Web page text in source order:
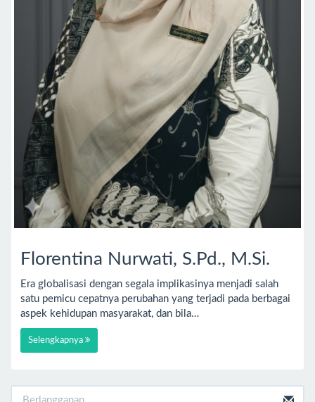
Florentina Nurwati, S.Pd., M.Si.
Era globalisasi dengan segala implikasinya menjadi salah
satu pemicu cepatnya perubahan yang terjadi pada berbagai
aspek kehidupan masyarakat, dan bila…
Selengkapnya